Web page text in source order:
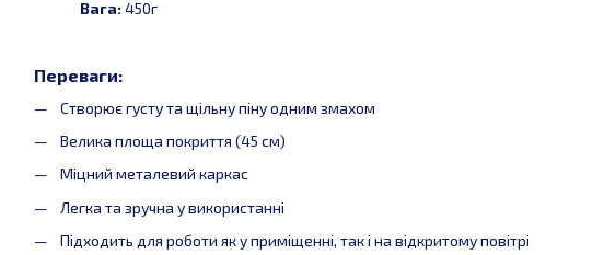
Вага:450г
Переваги:
Створює густу та щільну піну одним змахом
Велика площа покриття (45 см)
Міцний металевий каркас
Легка та зручна у використанні
Підходить для роботи як у приміщенні, так і на відкритому повітрі